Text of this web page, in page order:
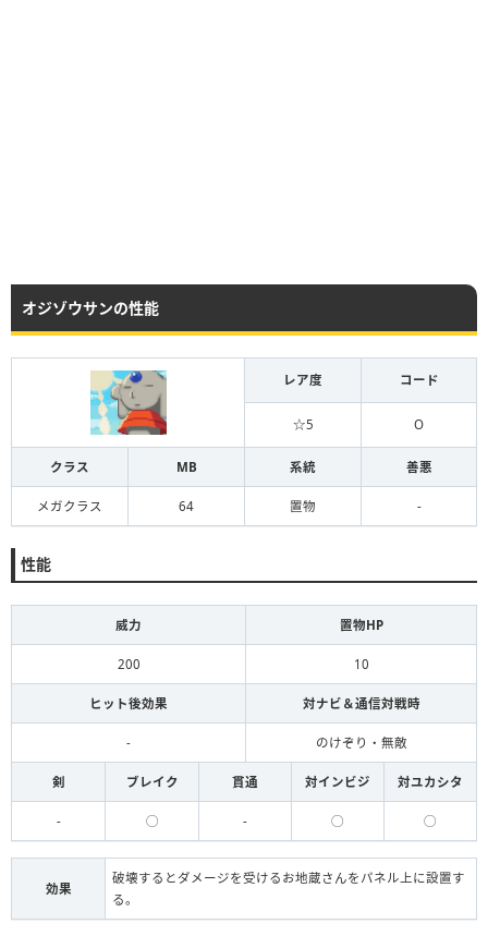
オジゾウサンの性能
レア度 コード
☆5 O
クラス MB 系統 善悪
メガクラス 64 置物 -
性能
威力 置物HP
200 10
ヒット後効果 対ナビ＆通信対戦時
- のけぞり・無敵
剣 ブレイク 貫通 対インビジ 対ユカシタ
- ◯ - ◯ ◯
効果
破壊するとダメージを受けるお地蔵さんをパネル上に設置す
る。